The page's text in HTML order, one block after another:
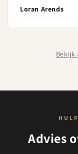
tevreden over de
Loran Arends
Advies